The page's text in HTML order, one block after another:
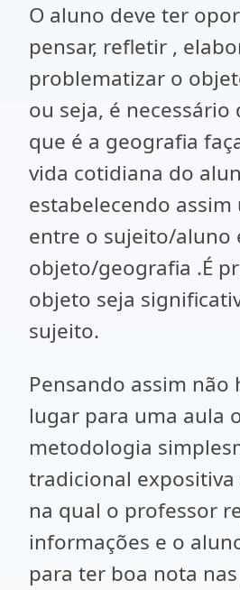
O aluno deve ter
pensar, refletir ,
problematizar o
ou seja, é
que é a geografia
vida cotidiana do
estabelecendo
entre o sujeito/aluno
objeto/geografia .É
objeto seja
sujeito.
Pensando assim não
lugar para uma aula
metodologia
tradicional
na qual o professor
informações e o
para ter boa nota